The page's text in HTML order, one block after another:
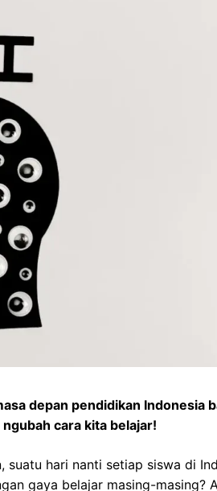
depan pendidikan
cara kita belajar!
suatu hari nanti setiap siswa di
gaya belajar masing-masing?
TNG– Bandung –
pergantian tahun
all you can eat
All You Can Eat Bandung
...
Sambut 2026, Kakkoii
Bandung Hadirkan Pesta All
You Can Eat Mulai Rp
145.000